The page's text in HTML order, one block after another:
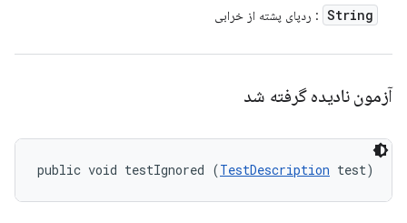
String : ردپای پشته از خرابی
آزمون نادیده گرفته شد
public void testIgnored (TestDescription test)